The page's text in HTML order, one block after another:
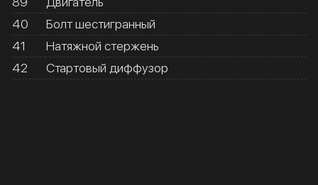
40
Болт шестигранный
41
Натяжной стержень
42
Стартовый диффузор